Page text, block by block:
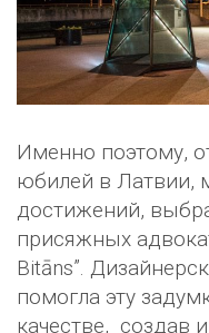
Именно поэтому,
юбилей в Латвии,
достижений,
присяжных
Bitāns”.
помогла эту
качестве, создав